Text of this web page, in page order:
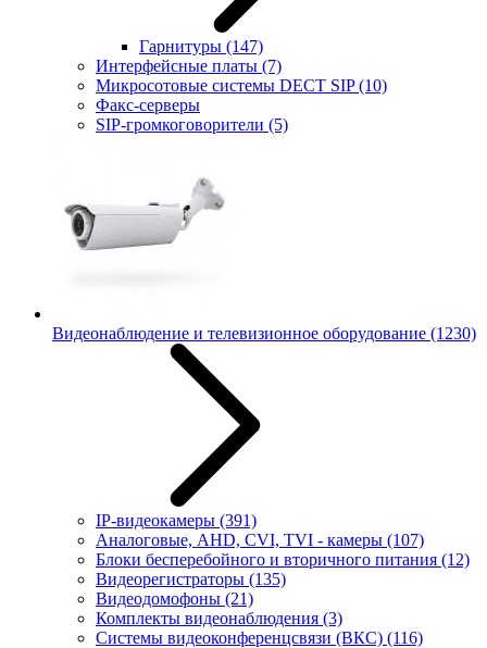
Гарнитуры (147)
Интерфейсные платы (7)
Микросотовые системы DECT SIP(10)
Факс-серверы
SIP-громкоговорители (5)
Видеонаблюдение и телевизионное оборудование (1230)
IP-видеокамеры (391)
Аналоговые, AHD, CVI, TVI - камеры (107)
Блоки бесперебойного и вторичного питания (12)
Видеорегистраторы (135)
Видеодомофоны (21)
Комплекты видеонаблюдения (3)
Системы видеоконференцсвязи (ВКС) (116)